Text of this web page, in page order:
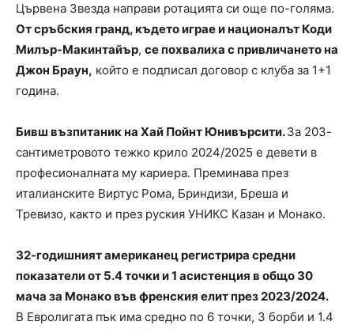
Цървена Звезда направи ротацията си още по-голяма.
От сръбския гранд, където играе и националът Коди
Милър-Макинтайър, се похвалиха с привличането на
Джон Браун, който е подписал договор с клуба за 1+1
година.
Бивш възпитаник на Хай Пойнт Юнивърсити.За 203-
сантиметровото тежко крило 2024/2025 е девети в
професионалната му кариера. Преминава през
италианските Виртус Рома, Бриндизи, Бреша и
Тревизо, както и през руския УНИКС Казан и Монако.
32-годишният американец регистрира средни
показатели от 5.4 точки и 1 асистенция в общо 30
мача за Монако във френския елит през 2023/2024.
В Евролигата пък има средно по 6 точки, 3 борби и 1.4